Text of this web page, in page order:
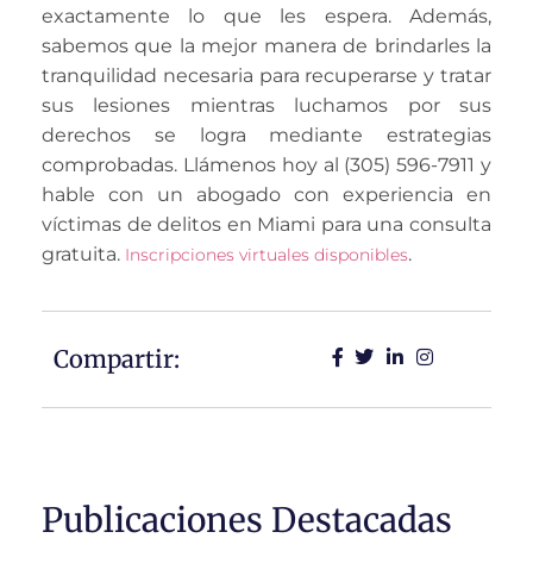
exactamente lo que les espera. Además,
sabemos que la mejor manera de brindarles la
tranquilidad necesaria para recuperarse y tratar
sus lesiones mientras luchamos por sus
derechos se logra mediante estrategias
comprobadas. Llámenos hoy al (305) 596-7911 y
hable con un abogado con experiencia en
víctimas de delitos en Miami para una consulta
gratuita. Inscripciones virtuales disponibles.
Compartir:
Publicaciones Destacadas